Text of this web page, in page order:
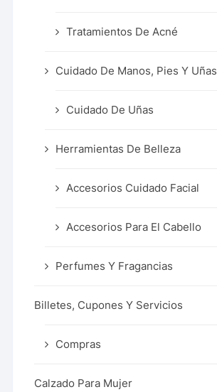
Tratamientos De Acné
Cuidado De Manos, Pies Y Uñas
Cuidado De Uñas
Herramientas De Belleza
Accesorios Cuidado Facial
Accesorios Para El Cabello
Perfumes Y Fragancias
Billetes, Cupones Y Servicios
Compras
Calzado Para Mujer